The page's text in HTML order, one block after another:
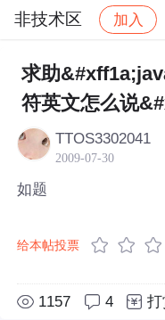
非技术区 加入
社区 非技术区
求助
符英文怎么说
TTOS3302041
2009-07-30
如题
给本帖投票
1157 4 打